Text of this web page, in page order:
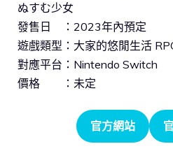
ぬすむ少女
發售日 ：2023年內預定
遊戲類型：大家的悠閒生活
對應平台：Nintendo Switch
價格 ：未定
官方網站